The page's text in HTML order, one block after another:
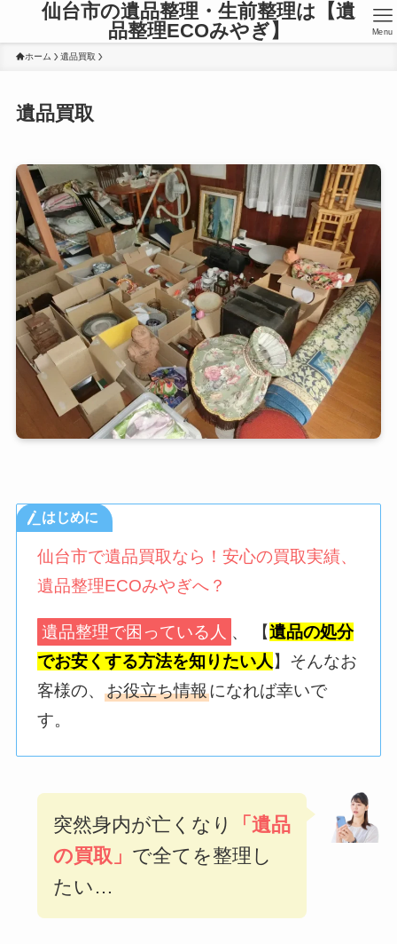
仙台市の遺品整理・生前整理は【遺
品整理ECOみやぎ】
Menu
ホーム 遺品買取
遺品買取
はじめに
仙台市で遺品買取なら！安心の買取実績、
遺品整理ECOみやぎへ？
遺品整理で困っている人 、 【遺品の処分
でお安くする方法を知りたい人 】そんなお
客様の、お役立ち情報になれば幸いで
す。
突然身内が亡くなり
「遺品
の買取」 で全てを整理し
たい…